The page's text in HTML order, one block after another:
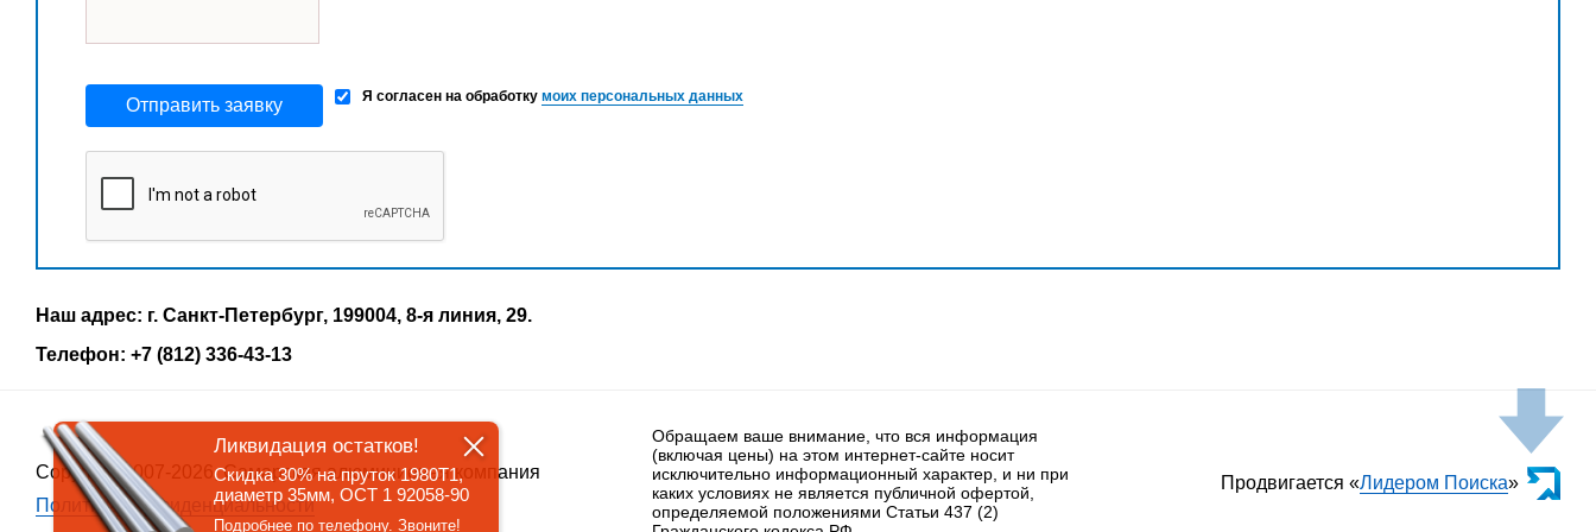
Отправить заявку Я согласен на обработку моих персональных данных
Наш адрес: г. Санкт-Петербург, 199004, 8-я линия, 29.
Телефон: +7 (812) 336-43-13
Copyrigth 2007-2026, Самарская алюминиевая компания
Политика конфиденциальности
Обращаем ваше внимание, что вся информация
(включая цены) на этом интернет-сайте носит
исключительно информационный характер, и ни при
каких условиях не является публичной офертой,
определяемой положениями Статьи 437 (2)
Продвигается «Лидером Поиска»
Ликвидация остатков!
Скидка 30% на пруток 1980Т1,
диаметр 35мм, ОСТ 1 92058-90
Подробнее по телефону. Звоните!